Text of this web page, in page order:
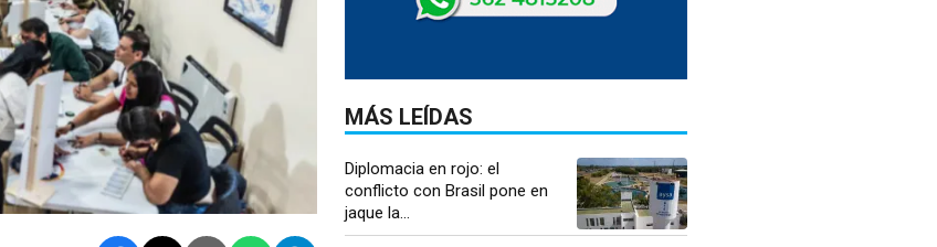
MÁS LEÍDAS
Diplomacia en rojo: el
conflicto con Brasil pone en
jaque la...